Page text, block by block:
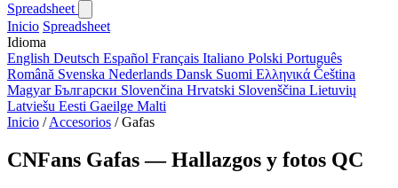
Spreadsheet
Inicio Spreadsheet
Idioma
English Deutsch Español Français Italiano Polski Português
Română Svenska Nederlands Dansk Suomi Ελληνικά Čeština
MagyarБългарски Slovenčina Hrvatski Slovenščina Lietuvių
Latviešu Eesti Gaeilge Malti
Inicio / Accesorios / Gafas
CNFans Gafas — Hallazgos y fotos QC